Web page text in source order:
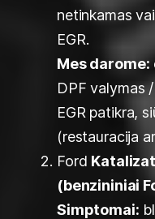
netinkamas
EGR.
Mes darome:
DPF valymas
EGR patikra,
(restauracija
Ford
(benzininiai
Simptomai: